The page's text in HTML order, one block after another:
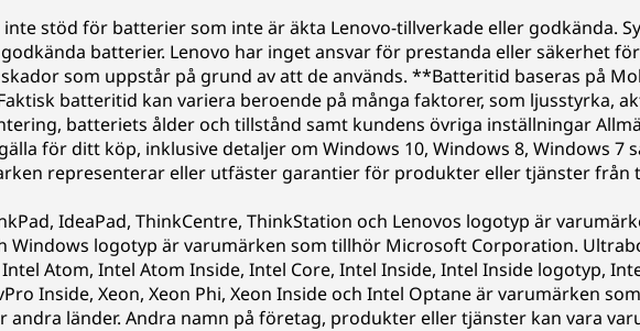
inte stöd för batterier som inte är äkta Lenovo-tillverkade eller godkända.
batterier. Lenovo har inget ansvar för prestanda eller säkerhet
som uppstår på grund av att de används. **Batteritid baseras på
batteritid kan variera beroende på många faktorer, som ljusstyrka,
batteriets ålder och tillstånd samt kundens övriga inställningar
för ditt köp, inklusive detaljer om Windows 10, Windows 8, Windows 7
representerar eller utfäster garantier för produkter eller tjänster från
IdeaPad, ThinkCentre, ThinkStation och Lenovos logotyp är
Windows logotyp är varumärken som tillhör Microsoft Corporation.
Atom, Intel Atom Inside, Intel Core, Intel Inside, Intel Inside logotyp,
Inside, Xeon, Xeon Phi, Xeon Inside och Intel Optane är varumärken
andra länder. Andra namn på företag, produkter eller tjänster kan vara